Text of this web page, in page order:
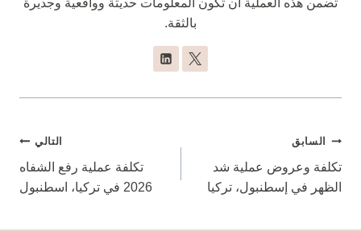
تضمن هذه العملية أن تكون المعلومات حديثة وواقعية وجديرة
بالثقة.
تصفّح
المقالات
السابق
تكلفة وعروض عملية شد
الظهر في إسطنبول، تركيا
التالي
تكلفة عملية رفع الشفاه
2026 في تركيا، اسطنبول